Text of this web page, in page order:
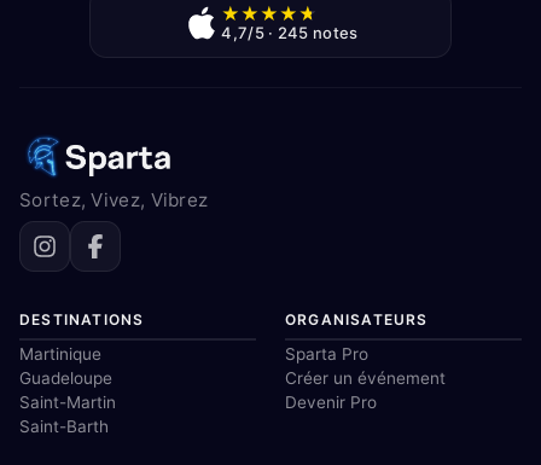
★★★★★
4,7/5 · 245 notes
Sortez, Vivez, Vibrez
DESTINATIONS
Martinique
Guadeloupe
Saint-Martin
Saint-Barth
ORGANISATEURS
Sparta Pro
Créer un événement
Devenir Pro